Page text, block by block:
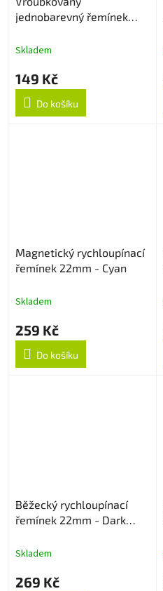
jednobarevný řemínek
Skladem
149 Kč
Do košíku
Magnetický rychloupínací
řemínek 22mm - Cyan
Skladem
259 Kč
Do košíku
Běžecký rychloupínací
řemínek 22mm - Dark
Skladem
269 Kč